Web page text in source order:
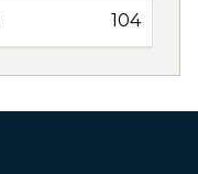
104